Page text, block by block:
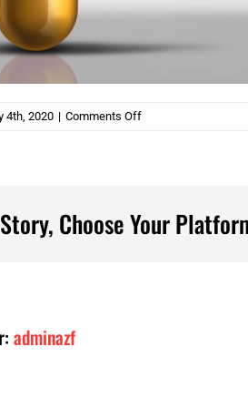
4th, 2020 | Comments Offon
Choose Your
adminazf